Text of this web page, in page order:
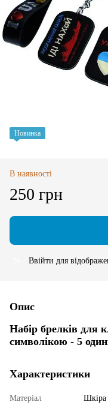
Новинка
В наявності
250 грн
Ввійти для
Опис
Набір брелків для
символікою - 5
Характеристики
Матеріал
Шкіра